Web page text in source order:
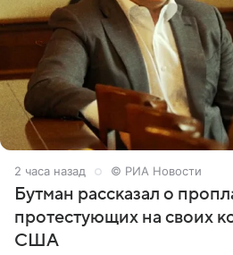
2 часа назад © РИА Новости
Бутман рассказал о
протестующих на своих
США